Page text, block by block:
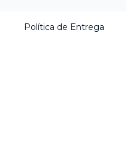
Política de Entrega